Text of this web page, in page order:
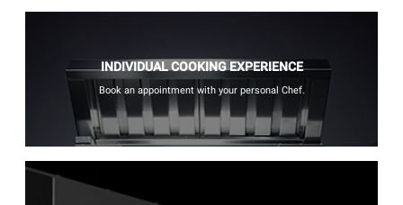
INDIVIDUAL COOKING EXPERIENCE
Book an appointment with your personal Chef.